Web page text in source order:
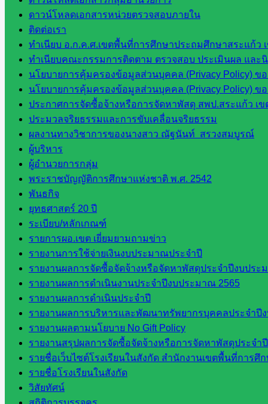
ดาวน์โหลดเอกสารหน่วยตรวจสอบภายใน
ติดต่อเรา
ทำเนียบ อ.ก.ค.ศ.เขตพื้นที่การศึกษาประถมศึกษาสระแก้ว
ทำเนียบคณะกรรมการติดตาม ตรวจสอบ ประเมินผล และ
นโยบายการคุ้มครองข้อมูลส่วนบุคคล (Privacy Policy)
นโยบายการคุ้มครองข้อมูลส่วนบุคคล (Privacy Policy)
ประกาศการจัดซื้อจ้างหรือการจัดหาพัสดุ สพป.สระแก้ว เข
ประมวลจริยธรรมและการขับเคลื่อนจริยธรรม
ผลงานทางวิชาการของนางสาว ณัฐนันท์ สรวงสมบูรณ์
ผู้บริหาร
ผู้อำนวยการกลุ่ม
พระราชบัญญัติการศึกษาแห่งชาติ พ.ศ. 2542
พันธกิจ
ยุทธศาสตร์ 20 ปี
ระเบียบ/หลักเกณฑ์
รายการผอ.เขต เยี่ยมยามถามข่าว
รายงานการใช้จ่ายเงินงบประมาณประจำปี
รายงานผลการจัดซื้อจัดจ้างหรือจัดหาพัสดุประจำปีงบปร
รายงานผลการดำเนินงานประจำปีงบประมาณ 2565
รายงานผลการดำเนินประจำปี
รายงานผลการบริหารและพัฒนาทรัพยากรบุคคลประจำปี
รายงานผลตามนโยบาย No Gift Policy
รายงานสรุปผลการจัดซื้อจัดจ้างหรือการจัดหาพัสดุประจำ
รายชื่อเว็บไซต์โรงเรียนในสังกัด สำนักงานเขตพื้นที่การศึ
รายชื่อโรงเรียนในสังกัด
วิสัยทัศน์
สพฐ.
เว็บไซต์
สพป. ใน
สังกัด
สพฐ.
กรมบัญชี
กลาง
สำนักงาน
ส.ก.ส.ค
หน่วยงาน
ในจังหวัด
สระแก้ว
จังหวัด
สระแก้ว
องค์การ
บริหาร
ส่วน
จังหวัด
สระแก้ว
ศึกษาธิการ
จังหวัด
สระแก้ว
สำนักงาน
ส.ก.ส.ค.